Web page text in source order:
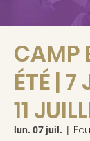
CAMP
ÉTÉ | 7
11
lun. 07 juil.
  |